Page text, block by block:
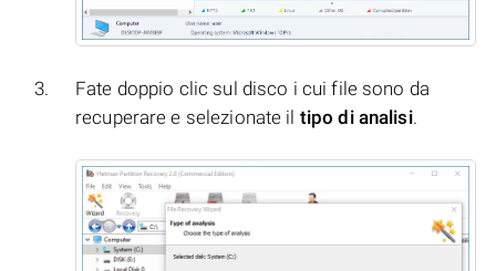
Fate doppio clic sul disco i cui file sono da
recuperare e selezionate il tipo di analisi.